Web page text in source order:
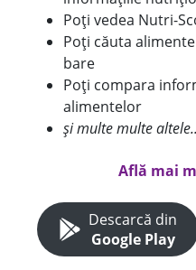
Poți vedea Nutri-
Poți căuta
bare
Poți compara
alimentelor
și multe multe
Află mai
Descarcă din
Google Play